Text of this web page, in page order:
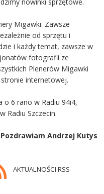
Migawki. Zawsze
od sprzętu i
i każdy temat, zawsze w
fotografii ze
Plenerów Migawki
internetowej.
o 6 rano w Radiu 94i4,
Radiu Szczecin.
Pozdrawiam Andrzej Kutys
AKTUALNOŚCI RSS